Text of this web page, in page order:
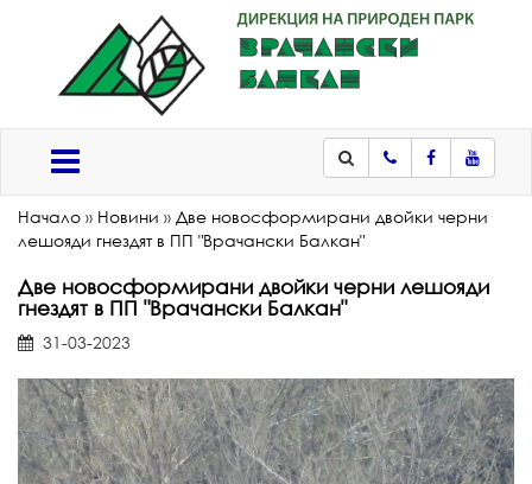
ТелефонFacebook
Начало » Новини » Две новосформирани двойки черни
лешояди гнездят в ПП "Врачански Балкан"
Две новосформирани двойки черни лешояди
гнездят в ПП "Врачански Балкан"
31-03-2023